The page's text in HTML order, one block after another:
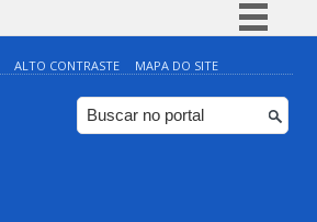
Simplifique!
Comunica BR
Participe
ALTO CONTRASTE MAPA DO SITE